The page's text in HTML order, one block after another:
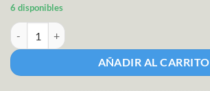
6 disponibles
Sujeta documentos cantidad
AÑADIR AL CARRITO